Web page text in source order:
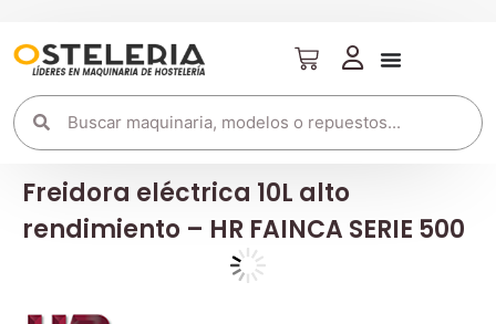
Freidora eléctrica 10L alto
rendimiento – HR FAINCA SERIE 500